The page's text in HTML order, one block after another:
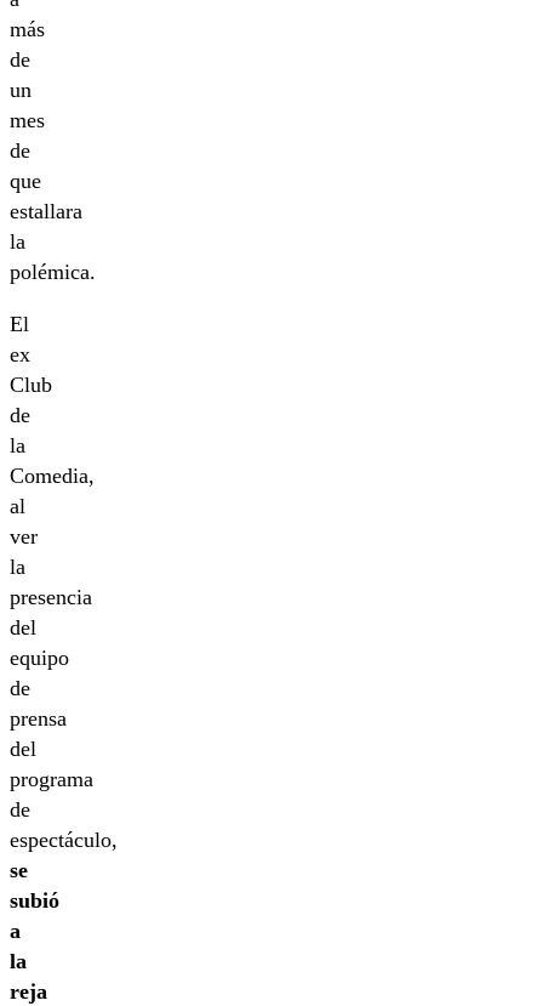
más
de
un
mes
de
que
estallara
la
polémica.
El
ex
Club
de
la
Comedia,
al
ver
la
presencia
del
equipo
de
prensa
del
programa
de
espectáculo,
se
subió
a
la
reja